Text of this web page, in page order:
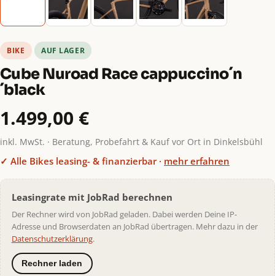
BIKE AUF LAGER
Cube Nuroad Race cappuccino´n
´black
1.499,00 €
inkl. MwSt. · Beratung, Probefahrt & Kauf vor Ort in Dinkelsbühl
✓ Alle Bikes leasing- & finanzierbar · mehr erfahren
Leasingrate mit JobRad berechnen
Der Rechner wird von JobRad geladen. Dabei werden Deine IP-
Adresse und Browserdaten an JobRad übertragen. Mehr dazu in der
Datenschutzerklärung.
Rechner laden